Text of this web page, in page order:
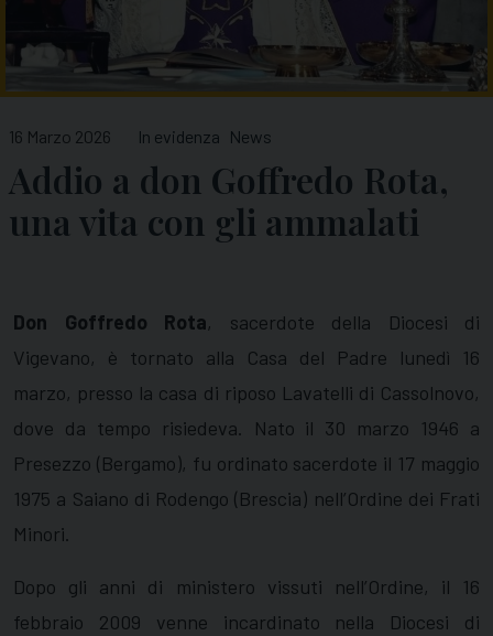
16 Marzo 2026 In evidenza News
Addio a don Goffredo Rota,
una vita con gli ammalati
Don Goffredo Rota, sacerdote della Diocesi di
Vigevano, è tornato alla Casa del Padre lunedì 16
marzo, presso la casa di riposo Lavatelli di Cassolnovo,
dove da tempo risiedeva. Nato il 30 marzo 1946 a
Presezzo (Bergamo), fu ordinato sacerdote il 17 maggio
1975 a Saiano di Rodengo (Brescia) nell’Ordine dei Frati
Minori.
Dopo gli anni di ministero vissuti nell’Ordine, il 16
febbraio 2009 venne incardinato nella Diocesi di